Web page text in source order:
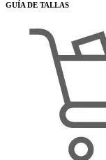
GUÍA DE TALLAS